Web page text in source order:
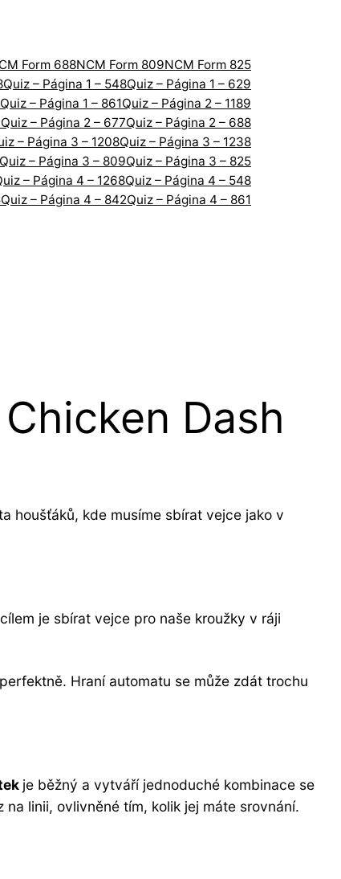
Form 688NCM Form 809NCM Form 825
Quiz – Página 1 – 548Quiz – Página 1 – 629
Quiz – Página 1 – 861Quiz – Página 2 – 1189
Quiz – Página 2 – 677Quiz – Página 2 – 688
– Página 3 – 1208Quiz – Página 3 – 1238
Quiz – Página 3 – 809Quiz – Página 3 – 825
– Página 4 – 1268Quiz – Página 4 – 548
Quiz – Página 4 – 842Quiz – Página 4 – 861
Dash
houšťáků, kde musíme sbírat vejce jako v
je sbírat vejce pro naše kroužky v ráji
Hraní automatu se může zdát trochu
je běžný a vytváří jednoduché kombinace se
linii, ovlivněné tím, kolik jej máte srovnání.